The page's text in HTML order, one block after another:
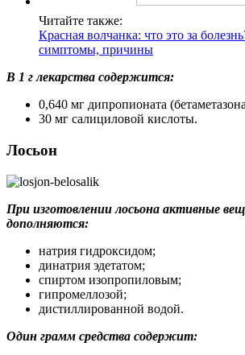
Читайте также:
Красная волчанка: что это за
симптомы, причины
В 1 г лекарства содержится:
0,640 мг дипропионата
30 мг салициловой кислоты.
Лосьон
При изготовлении лосьона активные
дополняются:
натрия гидроксидом;
динатрия эдетатом;
спиртом изопропиловым;
гипромеллозой;
дистиллированной водой.
Один грамм средства содержит: